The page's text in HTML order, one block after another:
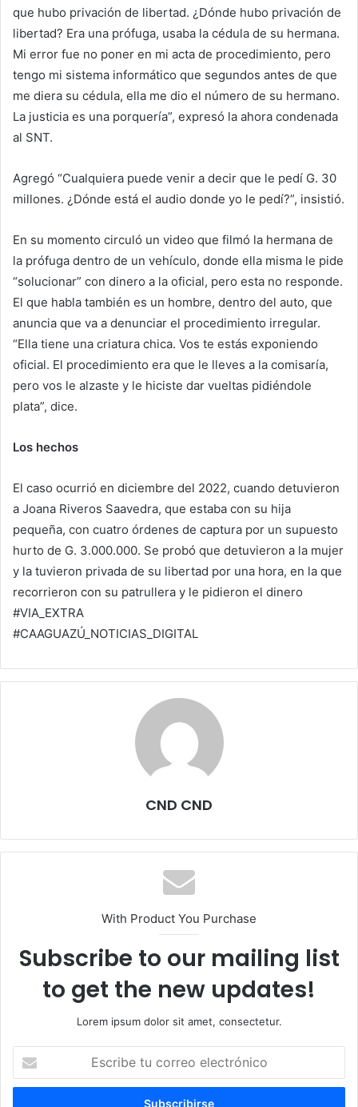
que hubo privación de libertad. ¿Dónde hubo privación de
libertad? Era una prófuga, usaba la cédula de su hermana.
Mi error fue no poner en mi acta de procedimiento, pero
tengo mi sistema informático que segundos antes de que
me diera su cédula, ella me dio el número de su hermano.
La justicia es una porquería”, expresó la ahora condenada
al SNT.
Agregó “Cualquiera puede venir a decir que le pedí G. 30
millones. ¿Dónde está el audio donde yo le pedí?”, insistió.
En su momento circuló un video que filmó la hermana de
la prófuga dentro de un vehículo, donde ella misma le pide
“solucionar” con dinero a la oficial, pero esta no responde.
El que habla también es un hombre, dentro del auto, que
anuncia que va a denunciar el procedimiento irregular.
“Ella tiene una criatura chica. Vos te estás exponiendo
oficial. El procedimiento era que le lleves a la comisaría,
pero vos le alzaste y le hiciste dar vueltas pidiéndole
plata”, dice.
Los hechos
El caso ocurrió en diciembre del 2022, cuando detuvieron
a Joana Riveros Saavedra, que estaba con su hija
pequeña, con cuatro órdenes de captura por un supuesto
hurto de G. 3.000.000. Se probó que detuvieron a la mujer
y la tuvieron privada de su libertad por una hora, en la que
recorrieron con su patrullera y le pidieron el dinero
#VIA_EXTRA
#CAAGUAZÚ_NOTICIAS_DIGITAL
CND CND
With Product You Purchase
Subscribe to our mailing list
to get the new updates!
Lorem ipsum dolor sit amet, consectetur.
correo